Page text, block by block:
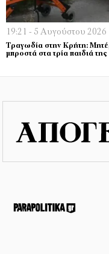
19:21 - 5 Αυγούστου 2026
Τραγωδία στην Κρήτη:
μπροστά στα τρία παιδιά της